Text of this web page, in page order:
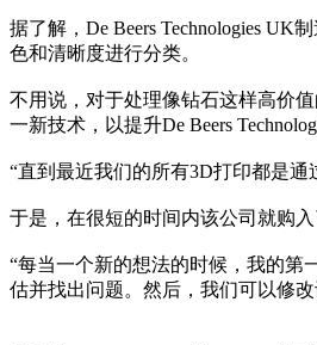
据了解，De Beers Technologies
色和清晰度进行分类。
不用说，对于处理像钻石这样高价
一新技术，以提升De Beers
“直到最近我们的所有3D打印都是
于是，在很短的时间内该公司就购入
“每当一个新的想法的时候，我的第
估并找出问题。然后，我们可以修